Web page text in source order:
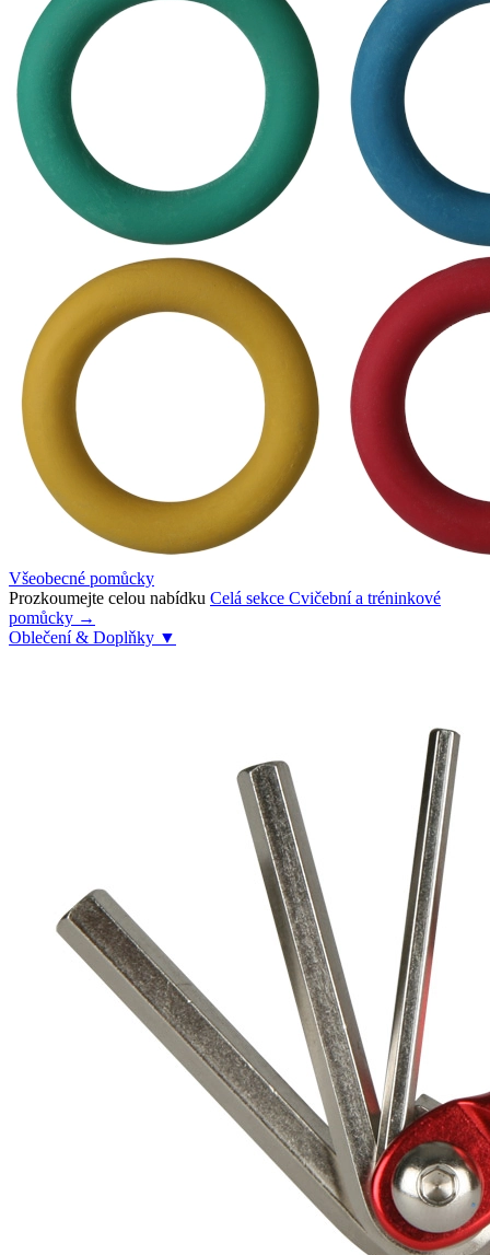
Všeobecné pomůcky
Prozkoumejte celou nabídku Celá sekce Cvičební a tréninkové
pomůcky →
Oblečení & Doplňky ▼